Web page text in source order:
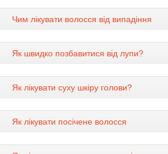
Чим лікувати волосся від випадіння
Як швидко позбавитися від лупи?
Як лікувати суху шкіру голови?
Як лікувати посічене волосся